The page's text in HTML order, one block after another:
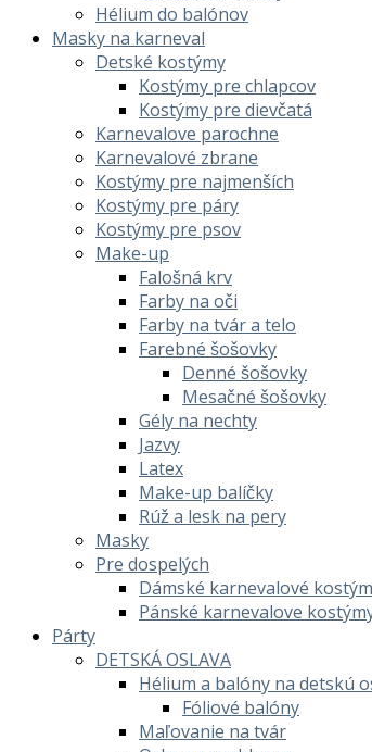
Hélium do balónov
Masky na karneval
Detské kostýmy
Kostýmy pre chlapcov
Kostýmy pre dievčatá
Karnevalove parochne
Karnevalové zbrane
Kostýmy pre najmenších
Kostýmy pre páry
Kostýmy pre psov
Make-up
Falošná krv
Farby na oči
Farby na tvár a telo
Farebné šošovky
Denné šošovky
Mesačné šošovky
Gély na nechty
Jazvy
Latex
Make-up balíčky
Rúž a lesk na pery
Masky
Pre dospelých
Dámské karnevalové
Pánské karnevalove
Párty
DETSKÁ OSLAVA
Hélium a balóny na detskú
Fóliové balóny
Maľovanie na tvár